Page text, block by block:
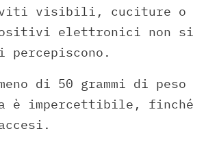
visibili, cuciture o
elettronici non si
percepiscono.
di 50 grammi di peso
è impercettibile, finché